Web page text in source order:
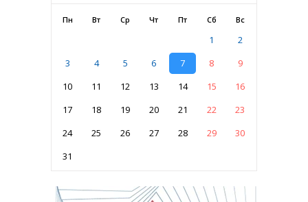
Пн Вт Ср Чт Пт Сб Вс
1
2
3
4 5 6 7 8
9
10
11 12 13 14 15
16
17
18 19 20 21 22
23
24
25 26 27 28 29
30
31